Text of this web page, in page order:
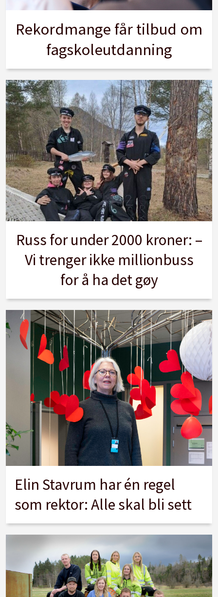
Rekordmange får tilbud om
fagskoleutdanning
Russ for under 2000 kroner: –
Vi trenger ikke millionbuss
for å ha det gøy
Elin Stavrum har én regel
som rektor: Alle skal bli sett